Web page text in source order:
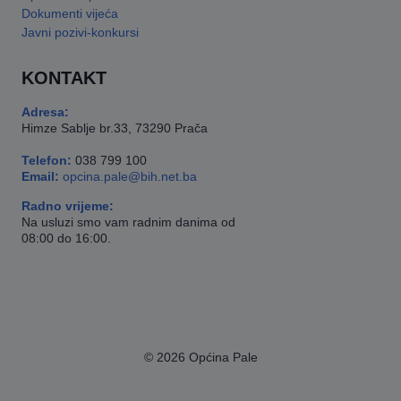
Dokumenti vijeća
Javni pozivi-konkursi
KONTAKT
Adresa:
Himze Sablje br.33, 73290 Prača
Telefon: 038 799 100
Email: opcina.pale@bih.net.ba
Radno vrijeme:
Na usluzi smo vam radnim danima od
08:00 do 16:00.
© 2026 Općina Pale